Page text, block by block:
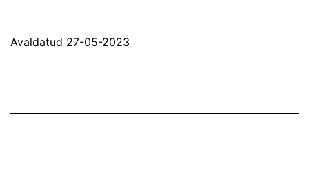
Avaldatud 27-05-2023